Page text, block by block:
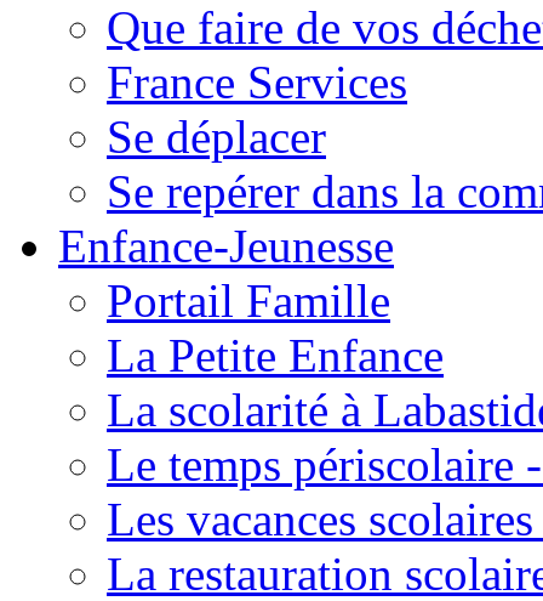
Que faire de vos
France Services
Se déplacer
Se repérer dans la
Enfance-Jeunesse
Portail Famille
La Petite Enfance
La scolarité à
Le temps périscolaire
Les vacances
La restauration